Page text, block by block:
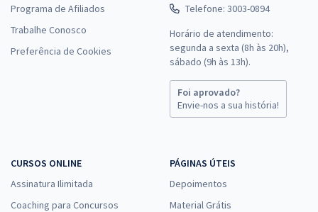
Programa de Afiliados
Trabalhe Conosco
Preferência de Cookies
Telefone: 3003-0894
Horário de atendimento:
segunda a sexta (8h às 20h),
sábado (9h às 13h).
Foi aprovado?
Envie-nos a sua história!
CURSOS ONLINE
Assinatura Ilimitada
Coaching para Concursos
PÁGINAS ÚTEIS
Depoimentos
Material Grátis